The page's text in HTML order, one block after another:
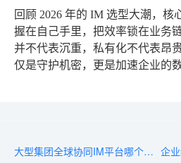
回顾 2026 年的 IM 选型大潮，核
握在自己手里，把效率锁在业务链
并不代表沉重，私有化不代表昂
仅是守护机密，更是加速企业的
大型集团全球协同IM平台哪个好用？支持全球节点的平台实力对比